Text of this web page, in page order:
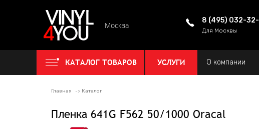
Москва
8 (495) 032-32-
Для Москвы
КАТАЛОГ ТОВАРОВ УСЛУГИ О компании
Главная Каталог
Пленка 641G F562 50/1000 Oracal